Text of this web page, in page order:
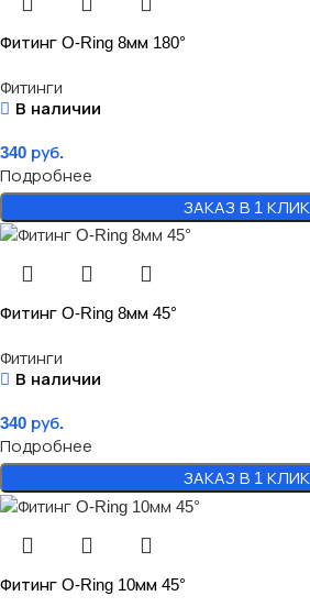
Фитинг O-Ring 8мм 180°
Фитинги
В наличии
340 руб.
Подробнее
ЗАКАЗ В 1 КЛИК
Фитинг O-Ring 8мм 45°
Фитинги
В наличии
340 руб.
Подробнее
ЗАКАЗ В 1 КЛИК
Фитинг O-Ring 10мм 45°